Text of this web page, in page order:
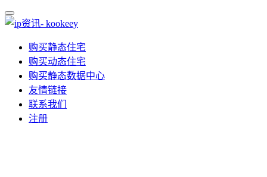
购买静态住宅
购买动态住宅
购买静态数据中心
友情链接
联系我们
注册